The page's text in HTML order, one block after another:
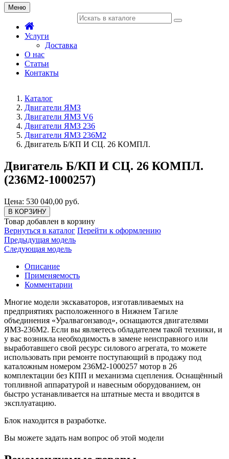
Меню
Услуги
Доставка
О нас
Статьи
Контакты
Каталог
Двигатели ЯМЗ
Двигатели ЯМЗ V6
Двигатели ЯМЗ 236
Двигатели ЯМЗ 236М2
Двигатель Б/КП И СЦ. 26 КОМПЛ.
Двигатель Б/КП И СЦ. 26 КОМПЛ.
(236М2-1000257)
Цена: 530 040,00 руб.
В КОРЗИНУ
Товар добавлен в корзину
Вернуться в каталог Перейти к оформлению
Предыдущая модель
Следующая модель
Описание
Применяемость
Комментарии
Многие модели экскаваторов, изготавливаемых на
предприятиях расположенного в Нижнем Тагиле
объединения «Уралвагонзавод», оснащаются двигателями
ЯМЗ-236М2. Если вы являетесь обладателем такой техники, и
у вас возникла необходимость в замене неисправного или
выработавшего свой ресурс силового агрегата, то можете
использовать при ремонте поступающий в продажу под
каталожным номером 236М2-1000257 мотор в 26
комплектации без КПП и механизма сцепления. Оснащённый
топливной аппаратурой и навесным оборудованием, он
быстро устанавливается на штатные места и вводится в
эксплуатацию.
Блок находится в разработке.
Вы можете задать нам вопрос об этой модели